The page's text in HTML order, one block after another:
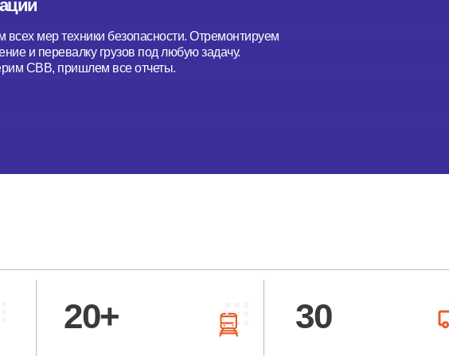
мер техники безопасности. Отремонтируем
и перевалку грузов под любую задачу.
СВВ, пришлем все отчеты.
30
20+